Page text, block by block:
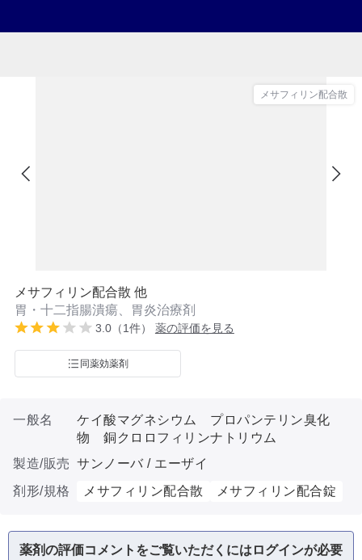
メサフィリン配合散
メサフィリン配合散 他
胃・十二指腸潰瘍、胃炎治療剤
3.0（1件） 薬の評価を見る
同薬効薬剤
一般名
ケイ酸マグネシウム プロパンテリン臭化
物 銅クロロフィリンナトリウム
製造/販売 サンノーバ / エーザイ
剤形/規格
メサフィリン配合散 メサフィリン配合錠
薬剤の評価コメントをご覧いただくにはログインが必要